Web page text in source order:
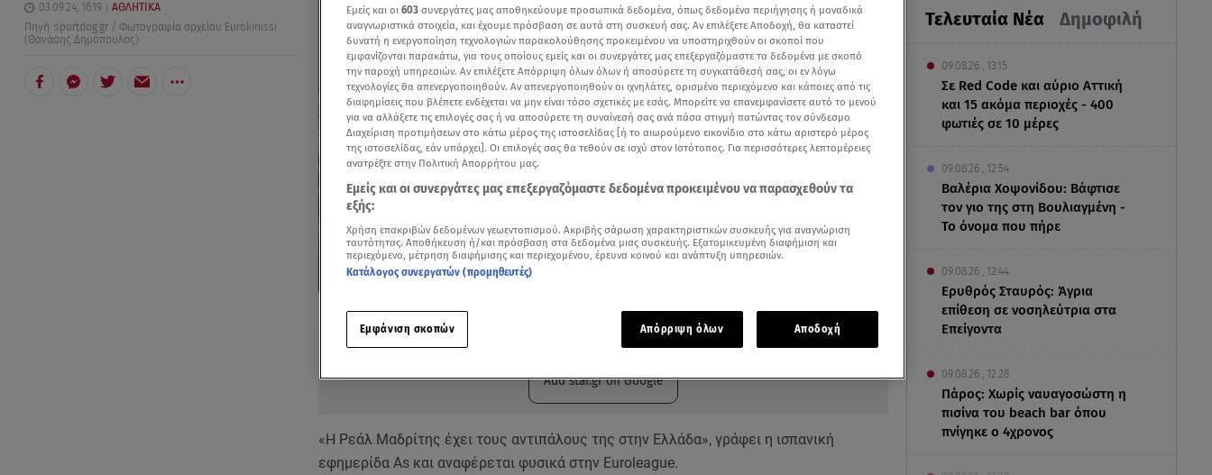
Τελευταία Νέα Δημοφιλή
09.08.26 , 13:15
Σε Red Code και αύριο Αττική
και 15 ακόμα περιοχές - 400
φωτιές σε 10 μέρες
09.08.26 , 12:54
Βαλέρια Χοψονίδου: Βάφτισε
τον γιο της στη Βουλιαγμένη -
Το όνομα που πήρε
09.08.26 , 12:44
Ερυθρός Σταυρός: Άγρια
επίθεση σε νοσηλεύτρια στα
Επείγοντα
09.08.26 , 12:28
Πάρος: Χωρίς ναυαγοσώστη η
πισίνα του beach bar όπου
πνίγηκε ο 4χρονος
03.09.24, 16:19
ΑΘΛΗΤΙΚΑ
Πηγή: sportdog.gr / Φωτογραφία αρχείου Eurokinissi
(Θανάσης Δημόπουλος)
Πρόσθηκη star.gr στις επιλογές σας
Δείτε περισσότερα άρθρα μας στα αποτελέσματα αναζήτησης
Add star.gr on Google
«Η Ρεάλ Μαδρίτης έχει τους αντιπάλους της στην Ελλάδα», γράφει η ισπανική
εφημερίδα As και αναφέρεται φυσικά στην Euroleague.
Εμείς και οι 603 συνεργάτες μας αποθηκεύουμε προσωπικά δεδομένα, όπως δεδομένα περιήγησης ή μοναδικά
αναγνωριστικά στοιχεία, και έχουμε πρόσβαση σε αυτά στη συσκευή σας. Αν επιλέξετε Αποδοχή, θα καταστεί
δυνατή η ενεργοποίηση τεχνολογιών παρακολούθησης προκειμένου να υποστηριχθούν οι σκοποί που
εμφανίζονται παρακάτω, για τους οποίους εμείς και οι συνεργάτες μας επεξεργαζόμαστε τα δεδομένα με σκοπό
την παροχή υπηρεσιών. Αν επιλέξετε Απόρριψη όλων όλων ή αποσύρετε τη συγκατάθεσή σας, οι εν λόγω
τεχνολογίες θα απενεργοποιηθούν. Αν απενεργοποιηθούν οι ιχνηλάτες, ορισμένο περιεχόμενο και κάποιες από τις
διαφημίσεις που βλέπετε ενδέχεται να μην είναι τόσο σχετικές με εσάς. Μπορείτε να επανεμφανίσετε αυτό το μενού
για να αλλάξετε τις επιλογές σας ή να αποσύρετε τη συναίνεσή σας ανά πάσα στιγμή πατώντας τον σύνδεσμο
Διαχείριση προτιμήσεων στο κάτω μέρος της ιστοσελίδας [ή το αιωρούμενο εικονίδιο στο κάτω αριστερό μέρος
της ιστοσελίδας, εάν υπάρχει]. Οι επιλογές σας θα τεθούν σε ισχύ στον Ιστότοπος. Για περισσότερες λεπτομέρειες
ανατρέξτε στην Πολιτική Απορρήτου μας.
Εμείς και οι συνεργάτες μας επεξεργαζόμαστε δεδομένα προκειμένου να παρασχεθούν τα
εξής:
Χρήση επακριβών δεδομένων γεωεντοπισμού. Ακριβής σάρωση χαρακτηριστικών συσκευής για αναγνώριση
ταυτότητας. Αποθήκευση ή/και πρόσβαση στα δεδομένα μιας συσκευής. Εξατομικευμένη διαφήμιση και
περιεχόμενο, μέτρηση διαφήμισης και περιεχομένου, έρευνα κοινού και ανάπτυξη υπηρεσιών.
Κατάλογος συνεργατών (προμηθευτές)
Εμφάνιση σκοπών Απόρριψη όλων Αποδοχή